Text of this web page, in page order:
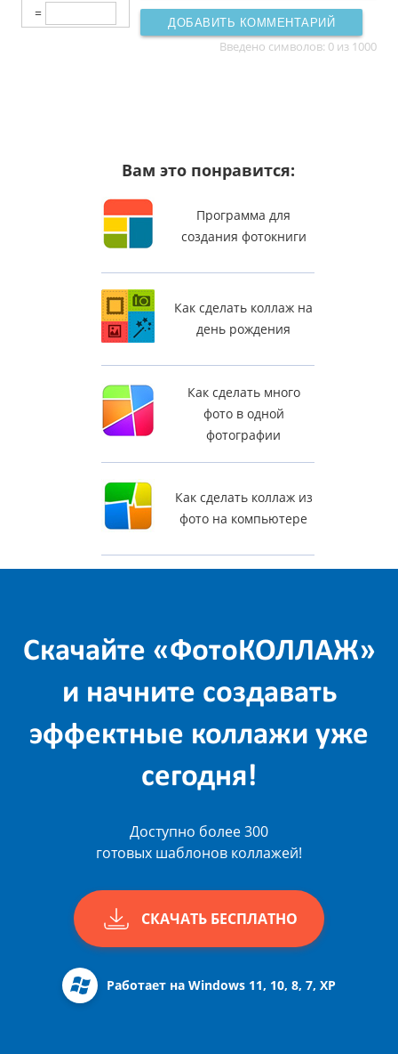
=
ДОБАВИТЬ КОММЕНТАРИЙ
Введено символов: 0 из 1000
Вам это понравится:
Программа для
создания фотокниги
Как сделать коллаж на
день рождения
Как сделать много
фото в одной
фотографии
Как сделать коллаж из
фото на компьютере
Скачайте «ФотоКОЛЛАЖ»
и начните создавать
эффектные коллажи уже
сегодня!
Доступно более 300
готовых шаблонов коллажей!
СКАЧАТЬ БЕСПЛАТНО
Работает на Windows 11, 10, 8, 7, XP